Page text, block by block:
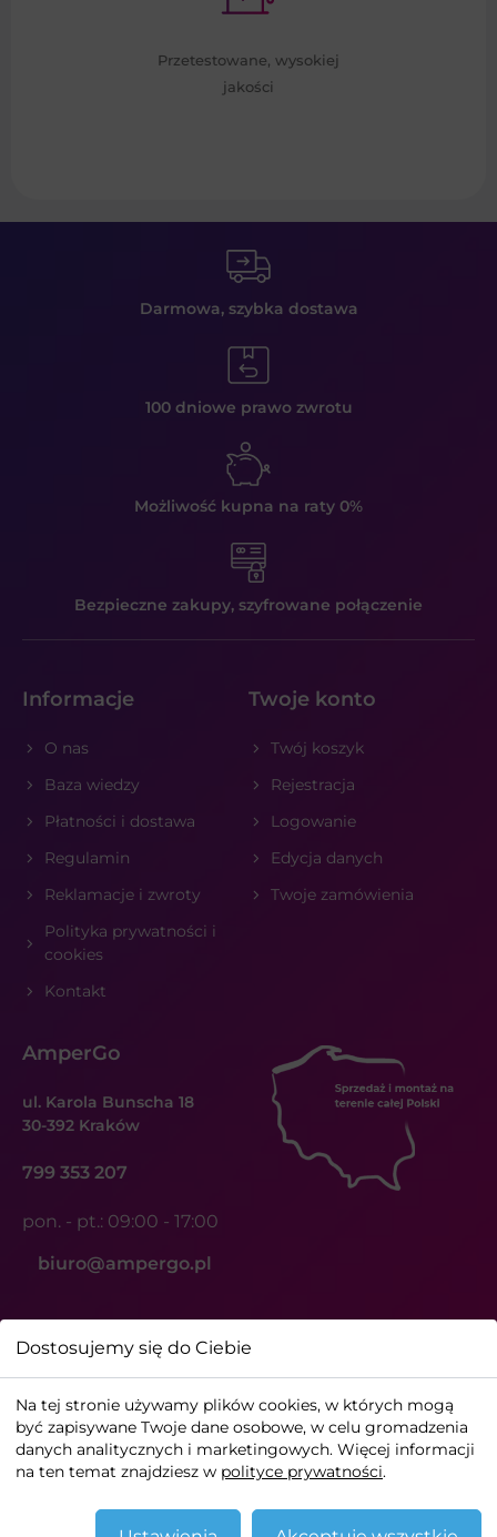
Przetestowane, wysokiej
jakości
Dostosujemy się do Ciebie
Na tej stronie używamy plików cookies, w których mogą
być zapisywane Twoje dane osobowe, w celu gromadzenia
danych analitycznych i marketingowych. Więcej informacji
na ten temat znajdziesz w polityce prywatności.
Darmowa, szybka dostawa
100 dniowe prawo zwrotu
Możliwość kupna na raty 0%
Bezpieczne zakupy, szyfrowane połączenie
Informacje
O nas
Baza wiedzy
Płatności i dostawa
Regulamin
Reklamacje i zwroty
Polityka prywatności i
cookies
Kontakt
Twoje konto
Twój koszyk
Rejestracja
Logowanie
Edycja danych
Twoje zamówienia
AmperGo
ul. Karola Bunscha 18
30-392 Kraków
799 353 207
pon. - pt.: 09:00 - 17:00
biuro@ampergo.pl
ⓒ AmperGo - stacje ładowania samochodów. Wszelkie
prawa zastrzeżone
Zarządzaj plikami cookies